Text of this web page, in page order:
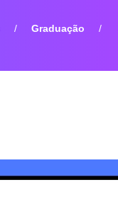
Graduação